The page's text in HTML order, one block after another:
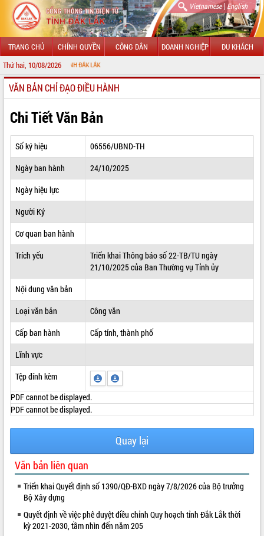
Vietnamese| English
TRANG CHỦ CHÍNH QUYỀN CÔNG DÂN DOANH NGHIỆP DU KHÁCH
Thứ hai, 10/08/2026
GIỚI THIỆU
LÃNH ĐẠO UBND TỈNH
TIN TỨC SỰ KIỆN
SỞ, BAN, NGÀNH
THÔNG TIN CHỈ ĐẠO ĐIỀU HÀNH
HỆ THỐNG VĂN BẢN
VĂN BẢN HĐND TỈNH
ĐIỂM TIN VĂN BẢN
VĂN BẢN CHỈ ĐẠO ĐIỀU HÀNH
Chi Tiết Văn Bản
Số ký hiệu
06556/UBND-TH
Ngày ban hành
24/10/2025
Ngày hiệu lực
Người Ký
Cơ quan ban hành
Trích yếu
Triển khai Thông báo số 22-TB/TU ngày
21/10/2025 của Ban Thường vụ Tỉnh ủy
Nội dung văn bản
Loại văn bản
Công văn
Cấp ban hành
Cấp tỉnh, thành phố
Lĩnh vực
Tệp đính kèm
PDF cannot be displayed.
PDF cannot be displayed.
Quay lại
Văn bản liên quan
Triển khai Quyết định số 1390/QĐ-BXD ngày 7/8/2026 của Bộ trưởng
Bộ Xây dựng
Quyết định về việc phê duyệt điều chỉnh Quy hoạch tỉnh Đắk Lắk thời
kỳ 2021-2030, tầm nhìn đến năm 205